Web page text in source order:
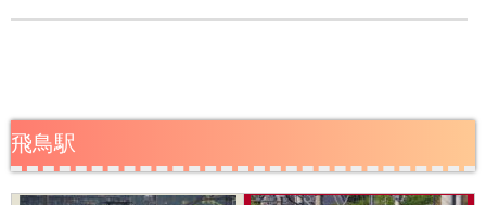
飛鳥駅